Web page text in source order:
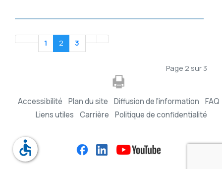
1 2 3
Page 2 sur 3
Accessibilité Plan du site Diffusion de l'information
FAQ
Liens utiles
Carrière Politique de confidentialité
accessible